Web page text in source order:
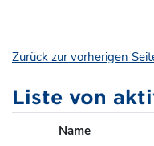
Zurück zur vorherigen
Liste von
Name